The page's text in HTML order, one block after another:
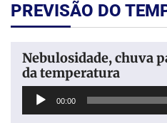
PREVISÃO DO
Nebulosidade, chuva
da temperatura
Tocador
00:00